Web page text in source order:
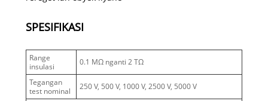
SPESIFIKASI
Range
insulasi
0.1 MΩ nganti 2 TΩ
Tegangan
test nominal
250 V, 500 V, 1000 V, 2500 V, 5000 V